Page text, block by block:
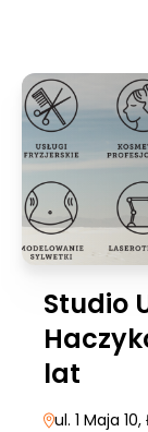
Studio
lat
ul. 1 Maja 10,